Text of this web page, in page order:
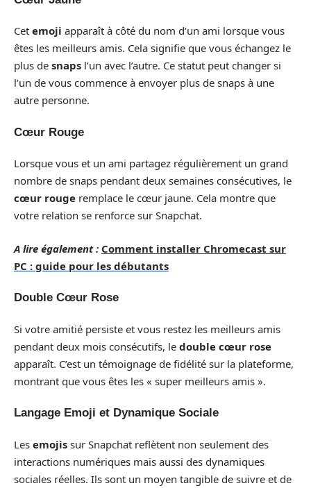
Cet emoji apparaît à côté du nom d’un ami lorsque vous
êtes les meilleurs amis. Cela signifie que vous échangez le
plus de snaps l’un avec l’autre. Ce statut peut changer si
l’un de vous commence à envoyer plus de snaps à une
autre personne.
Cœur Rouge
Lorsque vous et un ami partagez régulièrement un grand
nombre de snaps pendant deux semaines consécutives, le
cœur rouge remplace le cœur jaune. Cela montre que
votre relation se renforce sur Snapchat.
A lire également : Comment installer Chromecast sur
PC : guide pour les débutants
Double Cœur Rose
Si votre amitié persiste et vous restez les meilleurs amis
pendant deux mois consécutifs, le double cœur rose
apparaît. C’est un témoignage de fidélité sur la plateforme,
montrant que vous êtes les « super meilleurs amis ».
Langage Emoji et Dynamique Sociale
Les emojis sur Snapchat reflètent non seulement des
interactions numériques mais aussi des dynamiques
sociales réelles. Ils sont un moyen tangible de suivre et de